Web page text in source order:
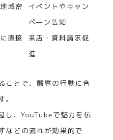
域密
イベントやキャン
ペーン告知
直接
来店・資料請求促
進
ことで、顧客の行動に合
。
し、YouTubeで魅力を伝
などの流れが効果的で